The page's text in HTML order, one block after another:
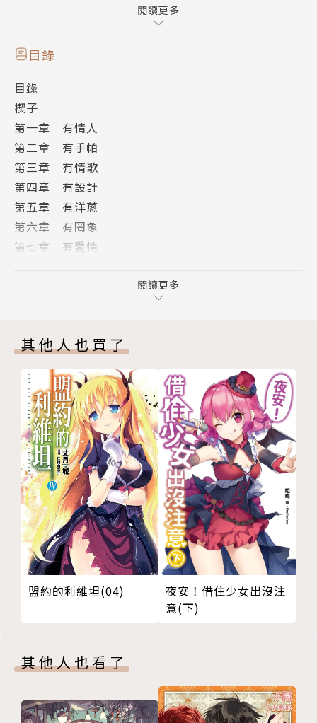
天觀的調查行動將變得困難重重⋯⋯
五起莫名的投河事件，一間必須深入調查的工廠。
教人揪心的愛戀裡頭，究竟誰才是真正的受害者？
研究。
天觀等人能否攜手遏止這龐大的野心？
閱讀更多
目錄
目錄
楔子
第一章 有情人
第二章 有手帕
第三章 有情歌
第四章 有設計
第五章 有洋蔥
第六章 有罔象
第七章 有愛情
閱讀更多
其他人也買了
盟約的利維坦(04)
夜安！借住少女出沒注
意(下)
其他人也看了